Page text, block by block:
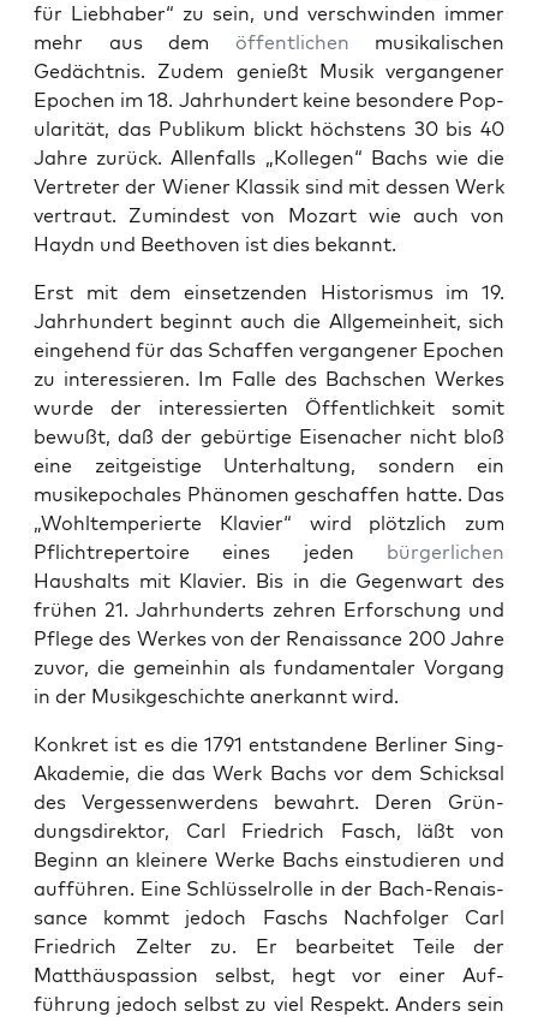
für Lieb­haber“ zu sein, und ver­schwinden immer
mehr aus dem öffentlichen musikalis­chen
Gedächt­nis. Zudem genießt Musik ver­gan­gener
Epochen im 18. Jahrhun­dert keine beson­dere Pop­
u­lar­ität, das Pub­likum blickt höch­stens 30 bis 40
Jahre zurück. Allen­falls „Kol­le­gen“ Bachs wie die
Vertreter der Wiener Klas­sik sind mit dessen Werk
ver­traut. Zumin­d­est von Mozart wie auch von
Haydn und Beethoven ist dies bekan­nt.
Erst mit dem ein­set­zen­den His­toris­mus im 19.
Jahrhun­dert begin­nt auch die All­ge­mein­heit, sich
einge­hend für das Schaf­fen ver­gan­gener Epochen
zu inter­essieren. Im Falle des Bach­schen Werkes
wurde der inter­essierten Öffentlichkeit somit
bewußt, daß der gebür­tige Eise­nach­er nicht bloß
eine zeit­geistige Unter­hal­tung, son­dern ein
musike­pochales Phänomen geschaf­fen hat­te. Das
„Wohltem­perierte Klavier“ wird plöt­zlich zum
Pflichtreper­toire eines jeden bürg­er­lichen
Haushalts mit Klavier. Bis in die Gegen­wart des
frühen 21. Jahrhun­derts zehren Erforschung und
Pflege des Werkes von der Renais­sance 200 Jahre
zuvor, die gemein­hin als fun­da­men­taler Vor­gang
in der Musikgeschichte anerkan­nt wird.
Konkret ist es die 1791 ent­standene Berlin­er Sing-
Akademie, die das Werk Bachs vor dem Schick­sal
des Vergessen­wer­dens bewahrt. Deren Grün­
dungs­di­rek­tor, Carl Friedrich Fasch, läßt von
Beginn an kleinere Werke Bachs ein­studieren und
auf­führen. Eine Schlüs­sel­rolle in der Bach-Renais­
sance kommt jedoch Faschs Nach­fol­ger Carl
Friedrich Zel­ter zu. Er bear­beit­et Teile der
Matthäus­pas­sion selb­st, hegt vor ein­er Auf­
führung jedoch selb­st zu viel Respekt. Anders sein